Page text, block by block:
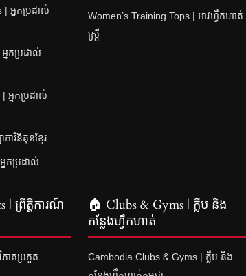
អ្នកប្រដាល់
នកប្រដាល់
អ្នកប្រដាល់
រិនីគុនខ្មែរ
នកប្រដាល់
Women’s Training Tops | អាវហ្វឹកហាត់
ស្ត្រី
| ព្រឹត្តិការណ៍
ាគប្រកួត
🏠 Clubs & Gyms | ក្លឹប និង
កន្លែងហ្វឹកហាត់
Cambodia Clubs & Gyms | ក្លឹប និង